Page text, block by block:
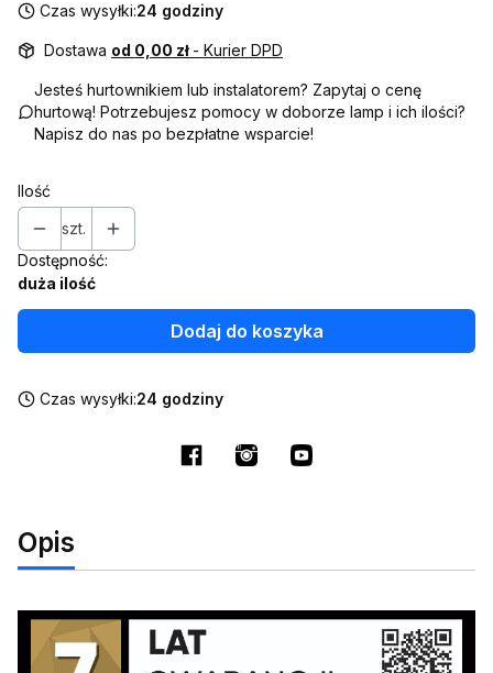
Czas wysyłki:24 godziny
Dostawa od 0,00 zł - Kurier DPD
Jesteś hurtownikiem lub instalatorem? Zapytaj o cenę
hurtową! Potrzebujesz pomocy w doborze lamp i ich ilości?
Napisz do nas po bezpłatne wsparcie!
Ilość
szt.
Dostępność:
duża ilość
Dodaj do koszyka
Czas wysyłki:24 godziny
Opis